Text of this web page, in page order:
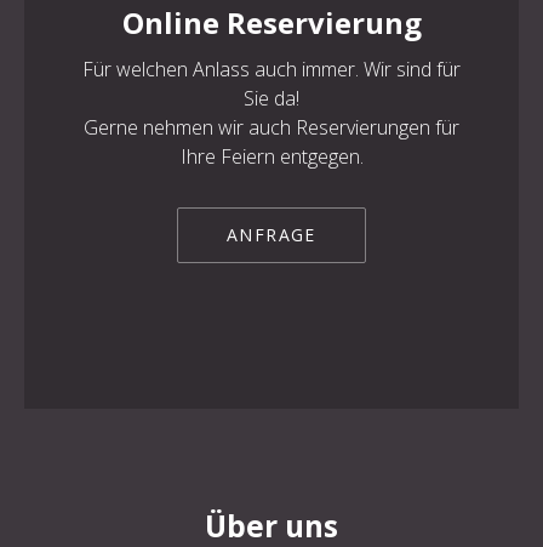
Online Reservierung
Für welchen Anlass auch immer. Wir sind für
Sie da!
Gerne nehmen wir auch Reservierungen für
Ihre Feiern entgegen.
ANFRAGE
Über uns